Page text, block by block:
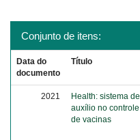
Conjunto de itens:
Data do
documento
Título
2021
Health: sistema de
auxílio no controle
de vacinas